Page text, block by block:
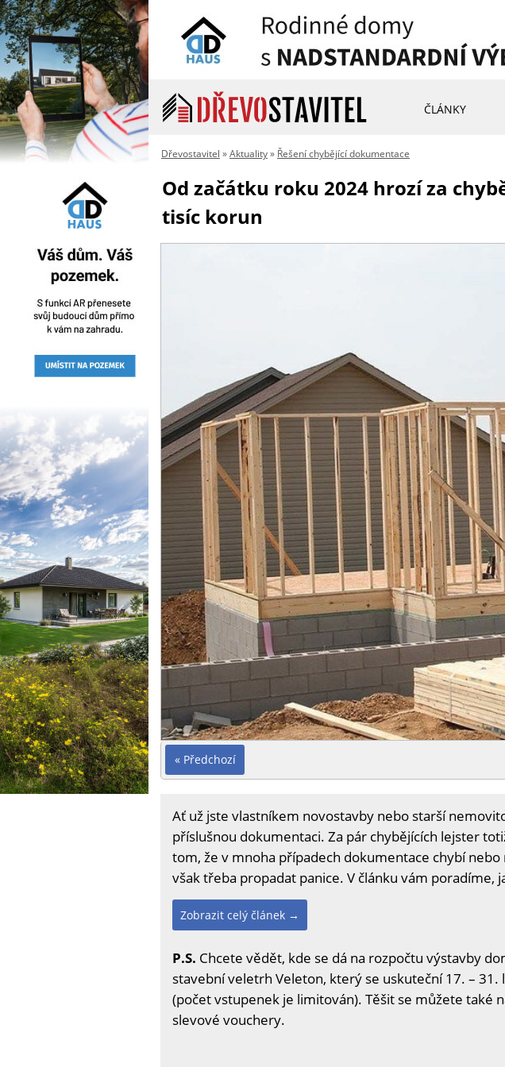
ČLÁNKY
Dřevostavitel »Aktuality» Řešení chybějící dokumentace
Od začátku roku 2024 hrozí za
tisíc korun
« Předchozí
Ať už jste vlastníkem novostavby nebo starší
příslušnou dokumentaci. Za pár chybějících lejster
tom, že v mnoha případech dokumentace chybí
však třeba propadat panice. V článku vám poradíme,
Zobrazit celý článek →
P.S. Chcete vědět, kde se dá na rozpočtu výstavby
stavební veletrh Veleton, který se uskuteční 17. – 31.
(počet vstupenek je limitován). Těšit se můžete také
slevové vouchery.